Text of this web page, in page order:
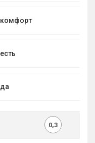
комфорт
есть
да
0,3